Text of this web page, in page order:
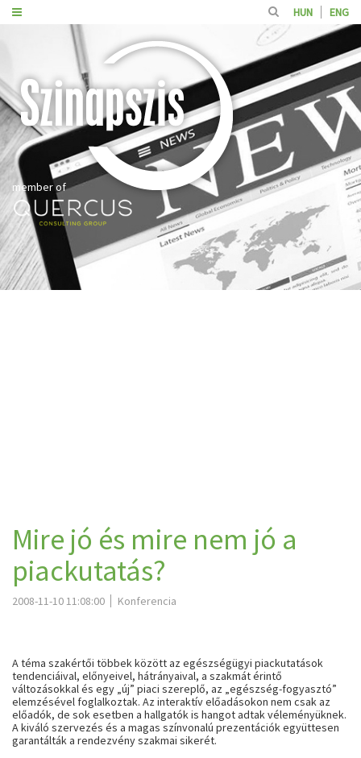
HUN ENG
member of
Mire jó és mire nem jó a
piackutatás?
2008-11-10 11:08:00 Konferencia
A téma szakértői többek között az egészségügyi piackutatások
tendenciáival, előnyeivel, hátrányaival, a szakmát érintő
változásokkal és egy „új” piaci szereplő, az „egészség-fogyasztó”
elemzésével foglalkoztak. Az interaktív előadásokon nem csak az
előadók, de sok esetben a hallgatók is hangot adtak véleményüknek.
A kiváló szervezés és a magas színvonalú prezentációk együttesen
garantálták a rendezvény szakmai sikerét.